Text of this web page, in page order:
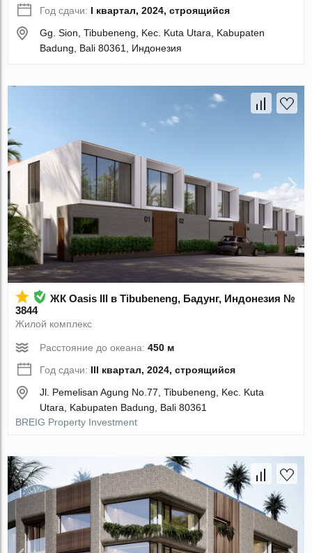
Год сдачи: I квартал, 2024, строящийся
Gg. Sion, Tibubeneng, Kec. Kuta Utara, Kabupaten
Badung, Bali 80361, Индонезия
ЖК Oasis III в Tibubeneng, Бадунг, Индонезия №
3844
Жилой комплекс
Расстояние до океана:450 м
Год сдачи: III квартал, 2024, строящийся
Jl. Pemelisan Agung No.77, Tibubeneng, Kec. Kuta
Utara, Kabupaten Badung, Bali 80361
BREIG Property Investment